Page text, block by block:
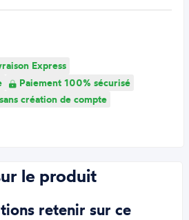
Express
Paiement 100% sécurisé
création de compte
le produit
retenir sur ce